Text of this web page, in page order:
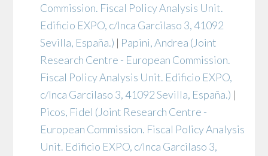
Commission. Fiscal Policy Analysis Unit.
Edificio EXPO, c/Inca Garcilaso 3, 41092
Sevilla, España.) | Papini, Andrea (Joint
Research Centre - European Commission.
Fiscal Policy Analysis Unit. Edificio EXPO,
c/Inca Garcilaso 3, 41092 Sevilla, España.) |
Picos, Fidel (Joint Research Centre -
European Commission. Fiscal Policy Analysis
Unit. Edificio EXPO, c/Inca Garcilaso 3,